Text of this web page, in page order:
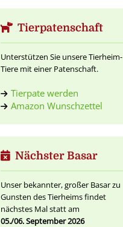
Tierpatenschaft
Unterstützen Sie unsere Tierheim-
Tiere mit einer Patenschaft.
Tierpate werden
Amazon Wunschzettel
Nächster Basar
Unser bekannter, großer Basar zu
Gunsten des Tierheims findet
nächstes Mal statt am
05./06. September 2026